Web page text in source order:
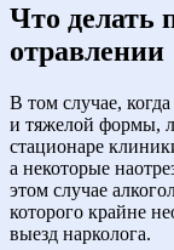
Что делать
отравлении
В том случае,
и тяжелой формы,
стационаре
а некоторые
этом случае
которого крайне
выезд нарколога.